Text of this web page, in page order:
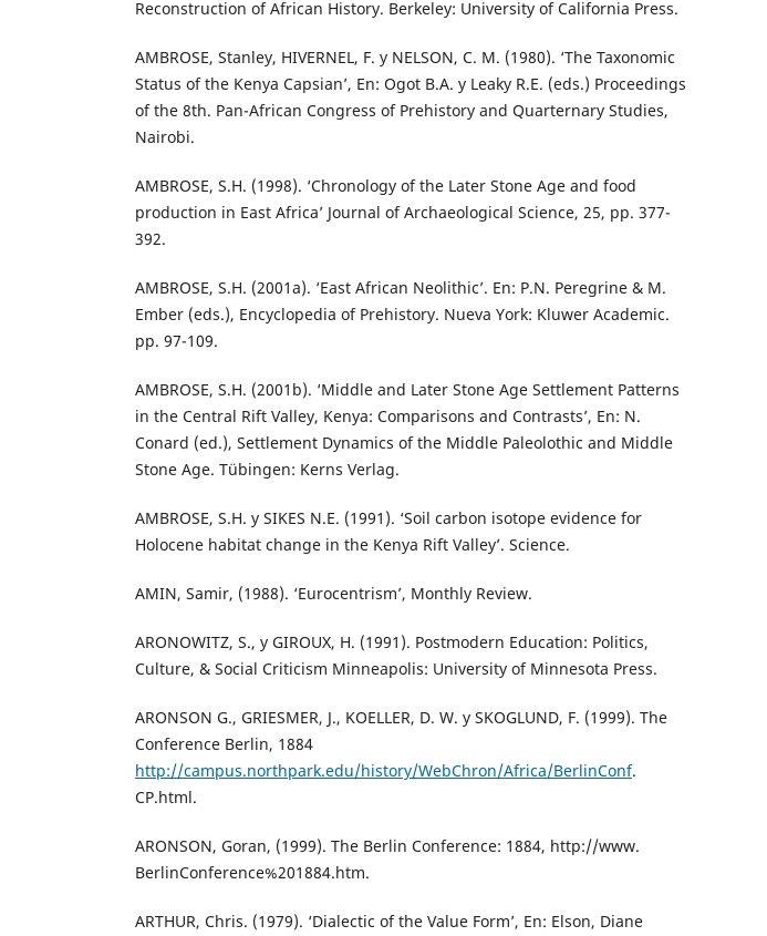
Reconstruction of African History. Berkeley: University of California Press.
AMBROSE, Stanley, HIVERNEL, F. y NELSON, C. M. (1980). ‘The Taxonomic
Status of the Kenya Capsian’, En: Ogot B.A. y Leaky R.E. (eds.) Proceedings
of the 8th. Pan-African Congress of Prehistory and Quarternary Studies,
Nairobi.
AMBROSE, S.H. (1998). ‘Chronology of the Later Stone Age and food
production in East Africa’ Journal of Archaeological Science, 25, pp. 377-
392.
AMBROSE, S.H. (2001a). ‘East African Neolithic’. En: P.N. Peregrine & M.
Ember (eds.), Encyclopedia of Prehistory. Nueva York: Kluwer Academic.
pp. 97-109.
AMBROSE, S.H. (2001b). ‘Middle and Later Stone Age Settlement Patterns
in the Central Rift Valley, Kenya: Comparisons and Contrasts’, En: N.
Conard (ed.), Settlement Dynamics of the Middle Paleolothic and Middle
Stone Age. Tübingen: Kerns Verlag.
AMBROSE, S.H. y SIKES N.E. (1991). ‘Soil carbon isotope evidence for
Holocene habitat change in the Kenya Rift Valley’. Science.
AMIN, Samir, (1988). ‘Eurocentrism’, Monthly Review.
ARONOWITZ, S., y GIROUX, H. (1991). Postmodern Education: Politics,
Culture, & Social Criticism Minneapolis: University of Minnesota Press.
ARONSON G., GRIESMER, J., KOELLER, D. W. y SKOGLUND, F. (1999). The
Conference Berlin, 1884
http://campus.northpark.edu/history/WebChron/Africa/BerlinConf.
CP.html.
ARONSON, Goran, (1999). The Berlin Conference: 1884, http://www.
BerlinConference%201884.htm.
ARTHUR, Chris. (1979). ‘Dialectic of the Value Form’, En: Elson, Diane